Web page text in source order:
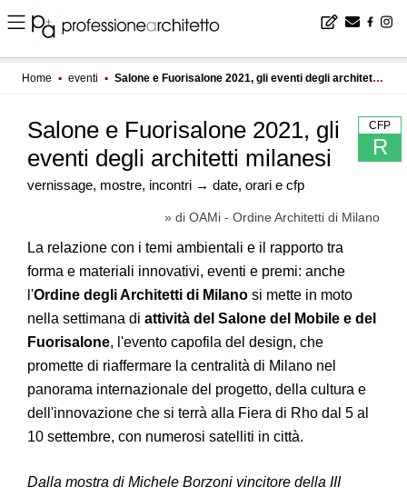
Home ▪ eventi ▪ Salone e Fuorisalone 2021, gli eventi degli architetti milanesi
CFP
R
Salone e Fuorisalone 2021, gli
eventi degli architetti milanesi
vernissage, mostre, incontri → date, orari e cfp
» di OAMi - Ordine Architetti di Milano
La relazione con i temi ambientali e il rapporto tra
forma e materiali innovativi, eventi e premi: anche
l'Ordine degli Architetti di Milano si mette in moto
nella settimana di attività del Salone del Mobile e del
Fuorisalone, l'evento capofila del design, che
promette di riaffermare la centralità di Milano nel
panorama internazionale del progetto, della cultura e
dell'innovazione che si terrà alla Fiera di Rho dal 5 al
10 settembre, con numerosi satelliti in città.
Dalla mostra di Michele Borzoni vincitore della III